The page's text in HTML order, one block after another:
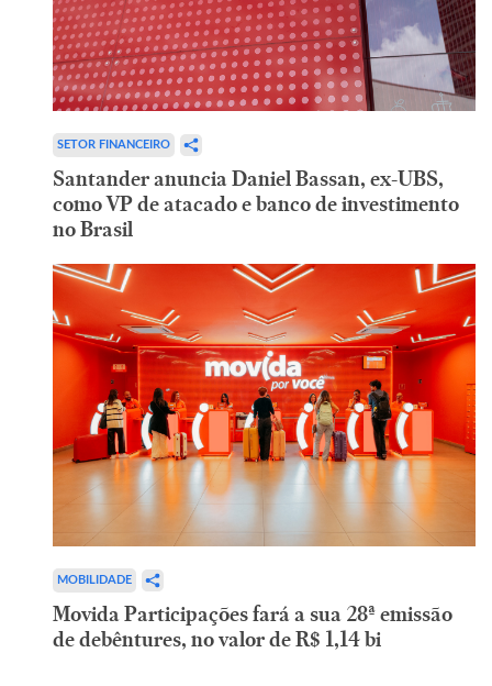
SETOR FINANCEIRO
Santander anuncia Daniel Bassan, ex-UBS,
como VP de atacado e banco de investimento
no Brasil
MOBILIDADE
Movida Participações fará a sua 28ª emissão
de debêntures, no valor de R$ 1,14 bi